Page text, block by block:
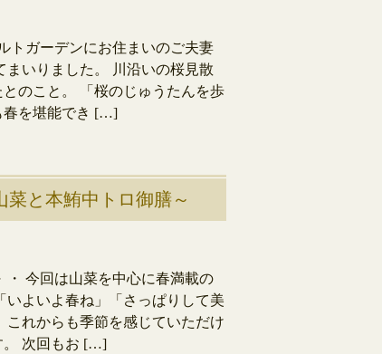
トガーデンにお住まいのご夫妻
まいりました。 川沿いの桜見散
のこと。 「桜のじゅうたんを歩
春を堪能でき […]
と本鮪中トロ御膳～
・ 今回は山菜を中心に春満載の
いよいよ春ね」「さっぱりして美
これからも季節を感じていただけ
。 次回もお […]